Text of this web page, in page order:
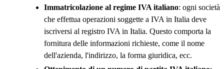
Immatricolazione al regime IVA italiano: ogni società
che effettua operazioni soggette a IVA in Italia deve
iscriversi al registro IVA in Italia. Questo comporta la
fornitura delle informazioni richieste, come il nome
dell'azienda, l'indirizzo, la forma giuridica, ecc.